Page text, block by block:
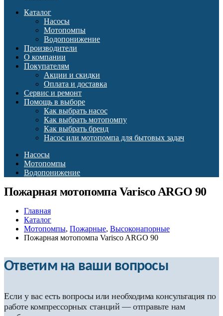
Каталог
Насосы
Мотопомпы
Водопонижение
Производители
О компании
Покупателям
Акции и скидки
Оплата и доставка
Сервис и ремонт
Помощь в выборе
Как выбрать насос
Как выбрать мотопомпу
Как выбрать бренд
Насос или мотопомпа для бытовых задач
Насосы
Мотопомпы
Водопонижение
Пожарная мотопомпа Varisco ARGO 90
Главная
Каталог
Мотопомпы, Пожарные, Высоконапорные
Пожарная мотопомпа Varisco ARGO 90
Ответим на ваши вопросы
Если у вас есть вопросы или необходима консультация по
работе компрессорных станций — отправьте нам